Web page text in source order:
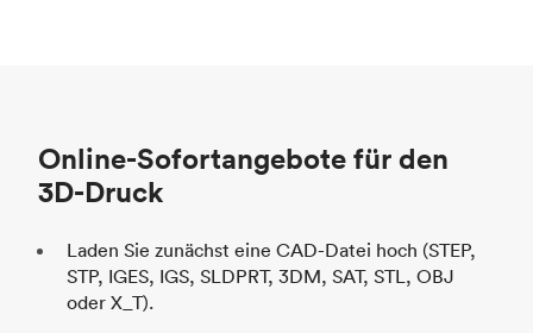
Online-Sofortangebote für den
3D-Druck
Laden Sie zunächst eine CAD-Datei hoch (STEP,
STP, IGES, IGS, SLDPRT, 3DM, SAT, STL, OBJ
oder X_T).